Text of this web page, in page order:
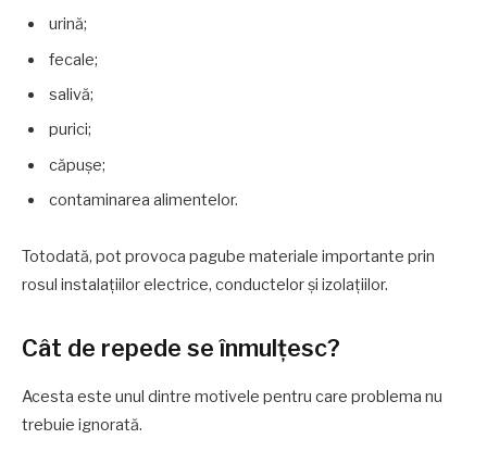
urină;
fecale;
salivă;
purici;
căpușe;
contaminarea alimentelor.
Totodată, pot provoca pagube materiale importante prin
rosul instalațiilor electrice, conductelor și izolațiilor.
Cât de repede se înmulțesc?
Acesta este unul dintre motivele pentru care problema nu
trebuie ignorată.